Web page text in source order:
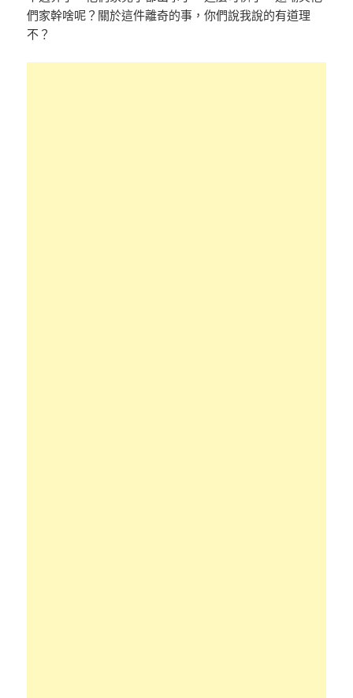
們家幹啥呢？關於這件離奇的事，你們說我說的有道理
不？